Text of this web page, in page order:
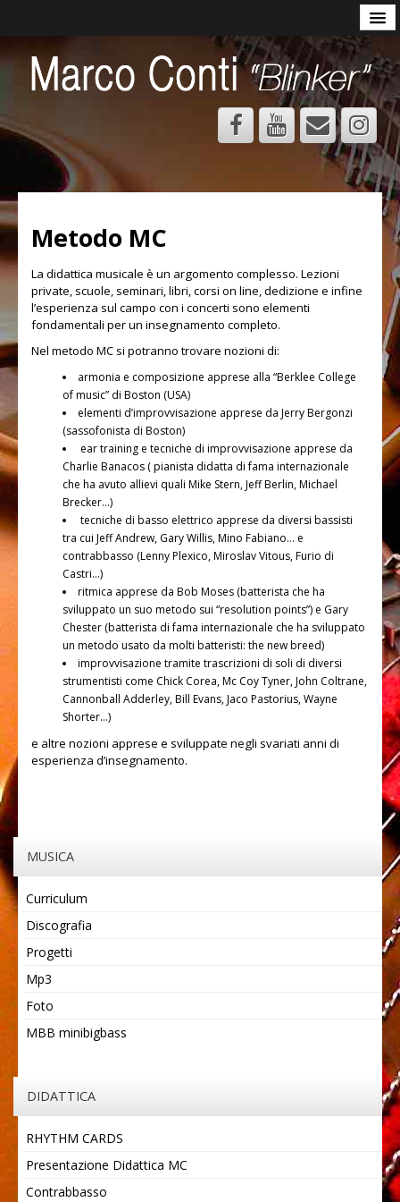
MUSICA
Curriculum
Progetti
Mp3
Foto
DIDATTICA
Presentazione Didattica MC
Basso elettrico
Contrabbasso
Improvvisazione
Ear training
Spartiti
RHYTHM CARDS
Recording studio
Liuteria
Strumentazione
CONTATTI
Metodo MC
La didattica musicale è un argomento complesso. Lezioni
private, scuole, seminari, libri, corsi on line, dedizione e infine
l’esperienza sul campo con i concerti sono elementi
fondamentali per un insegnamento completo.
Nel metodo MC si potranno trovare nozioni di:
armonia e composizione apprese alla “Berklee College
of music” di Boston (USA)
elementi d’improvvisazione apprese da Jerry Bergonzi
(sassofonista di Boston)
ear training e tecniche di improvvisazione apprese da
Charlie Banacos ( pianista didatta di fama internazionale
che ha avuto allievi quali Mike Stern, Jeff Berlin, Michael
Brecker…)
tecniche di basso elettrico apprese da diversi bassisti
tra cui Jeff Andrew, Gary Willis, Mino Fabiano… e
contrabbasso (Lenny Plexico, Miroslav Vitous, Furio di
Castri…)
ritmica apprese da Bob Moses (batterista che ha
sviluppato un suo metodo sui “resolution points”) e Gary
Chester (batterista di fama internazionale che ha sviluppato
un metodo usato da molti batteristi: the new breed)
improvvisazione tramite trascrizioni di soli di diversi
strumentisti come Chick Corea, Mc Coy Tyner, John Coltrane,
Cannonball Adderley, Bill Evans, Jaco Pastorius, Wayne
Shorter…)
e altre nozioni apprese e sviluppate negli svariati anni di
esperienza d’insegnamento.
MUSICA
Curriculum
Discografia
Progetti
Mp3
Foto
MBB minibigbass
DIDATTICA
RHYTHM CARDS
Presentazione Didattica MC
Contrabbasso